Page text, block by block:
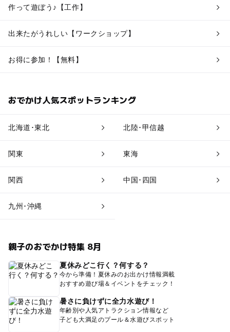
作って遊ぼう♪【工作】
出来たがうれしい【ワークショップ】
お得に参加！【無料】
おでかけ人気スポットランキング
北海道･東北 北陸･甲信越
関東 東海
関西 中国･四国
九州･沖縄
親子のおでかけ特集 8月
夏休みどこ行く？何する？
今から準備！夏休みのお出かけ情報満載
おすすめ遊び場＆イベントをチェック！
暑さに負けずに全力水遊び！
年齢別や人気アトラクション情報など
子ども大満足のプール＆水遊びスポット